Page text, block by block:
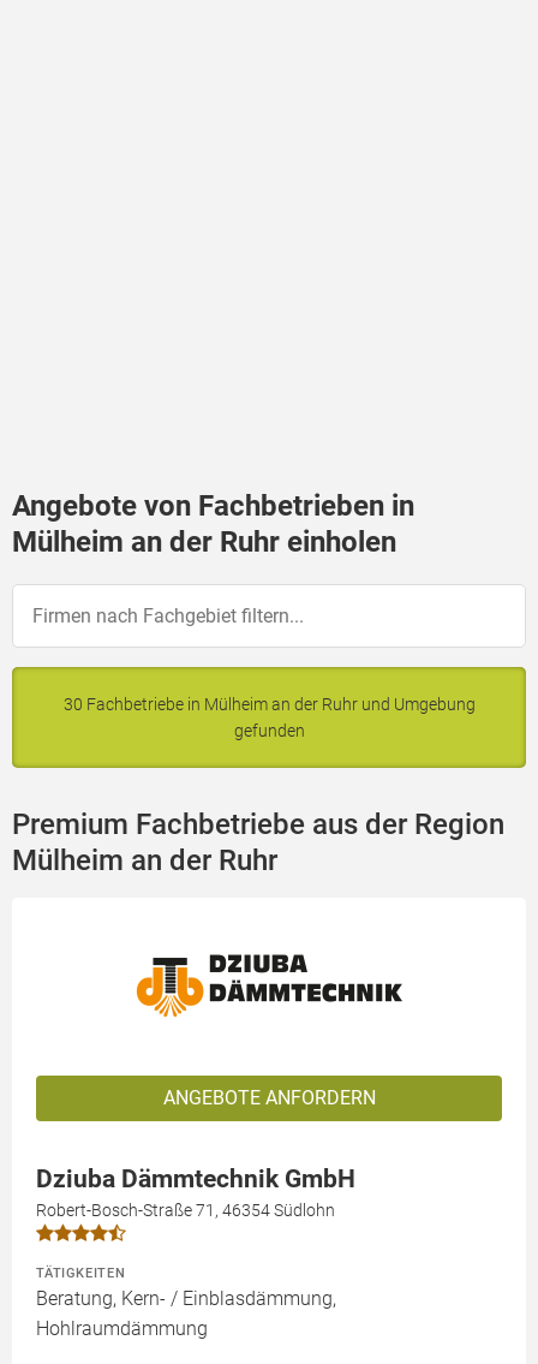
Angebote von Fachbetrieben in
Mülheim an der Ruhr einholen
30 Fachbetriebe in Mülheim an der Ruhr und Umgebung
gefunden
Premium Fachbetriebe aus der Region
Mülheim an der Ruhr
ANGEBOTE ANFORDERN
Dziuba Dämmtechnik GmbH
Robert-Bosch-Straße 71, 46354 Südlohn
TÄTIGKEITEN
Beratung, Kern- / Einblasdämmung,
Hohlraumdämmung